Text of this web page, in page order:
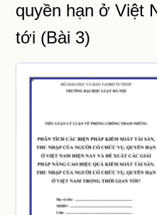
quyền hạn ở Việt
tới (Bài 3)